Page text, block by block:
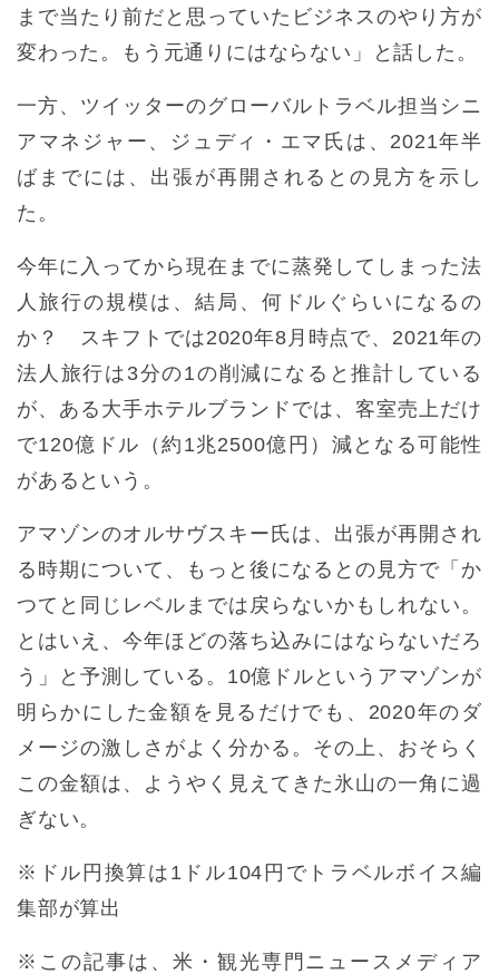
まで当たり前だと思っていたビジネスのやり方が
変わった。もう元通りにはならない」と話した。
一方、ツイッターのグローバルトラベル担当シニ
アマネジャー、ジュディ・エマ氏は、2021年半
ばまでには、出張が再開されるとの見方を示し
た。
今年に入ってから現在までに蒸発してしまった法
人旅行の規模は、結局、何ドルぐらいになるの
か？ スキフトでは2020年8月時点で、2021年の
法人旅行は3分の1の削減になると推計している
が、ある大手ホテルブランドでは、客室売上だけ
で120億ドル（約1兆2500億円）減となる可能性
があるという。
アマゾンのオルサヴスキー氏は、出張が再開され
る時期について、もっと後になるとの見方で「か
つてと同じレベルまでは戻らないかもしれない。
とはいえ、今年ほどの落ち込みにはならないだろ
う」と予測している。10億ドルというアマゾンが
明らかにした金額を見るだけでも、2020年のダ
メージの激しさがよく分かる。その上、おそらく
この金額は、ようやく見えてきた氷山の一角に過
ぎない。
※ドル円換算は1ドル104円でトラベルボイス編
集部が算出
※この記事は、米・観光専門ニュースメディア